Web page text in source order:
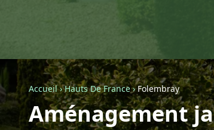
Accueil›Hauts De France›Folembray
Aménagement